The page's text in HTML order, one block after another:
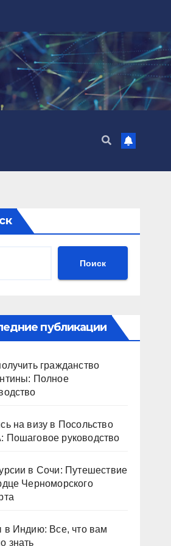
Поиск
публикации
гражданство
Полное
на визу в Посольство
руководство
в Сочи: Путешествие
Черноморского
в Индию: Все, что вам
знать